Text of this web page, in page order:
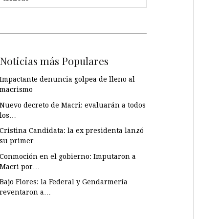
Noticias más Populares
Impactante denuncia golpea de lleno al
macrismo
Nuevo decreto de Macri: evaluarán a todos
los…
Cristina Candidata: la ex presidenta lanzó
su primer…
Conmoción en el gobierno: Imputaron a
Macri por…
Bajo Flores: la Federal y Gendarmería
reventaron a…